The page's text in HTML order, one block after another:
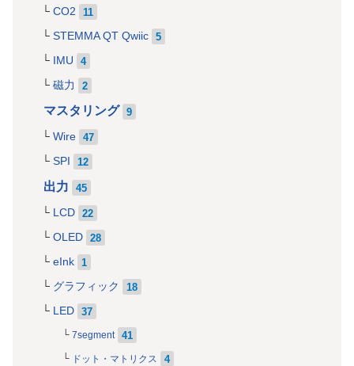
CO2 11
STEMMA QT Qwiic 5
IMU 4
磁力 2
マスタリング 9
Wire 47
SPI 12
出力 45
LCD 22
OLED 28
eInk 1
グラフィック 18
LED 37
7segment 41
ドット・マトリクス 4